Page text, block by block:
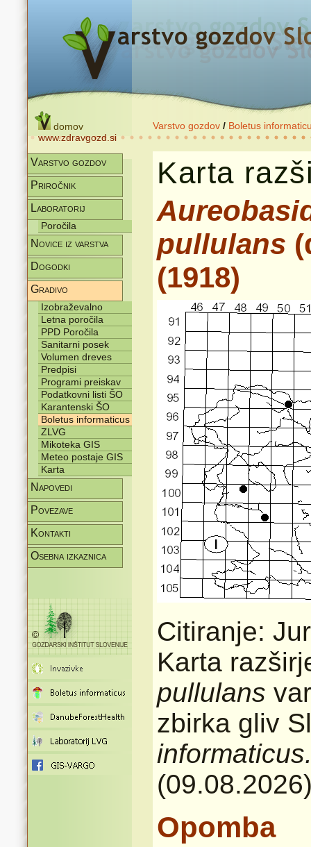
domov
www.zdravgozd.si
Varstvo gozdov / Boletus
Varstvo gozdov
Priročnik
Laboratorij
Poročila
Novice iz varstva
Dogodki
Gradivo
Izobraževalno
Letna poročila
PPD Poročila
Sanitarni posek
Volumen dreves
Predpisi
Programi preiskav
Podatkovni listi ŠO
Karantenski ŠO
Boletus informaticus
ZLVG
Mikoteka GIS
Meteo postaje GIS
Karta
Napovedi
Povezave
Kontakti
Osebna izkaznica
Karta
pullulans
(1918)
Citiranje:
Karta
pullulans
zbirka gliv
Opomba